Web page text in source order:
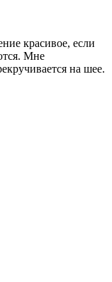
красивое, если
Мне
на шее.